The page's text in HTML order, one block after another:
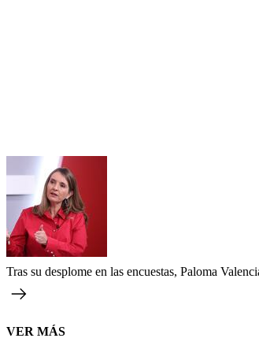
Tras su desplome en las encuestas, Paloma
VER MÁS